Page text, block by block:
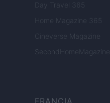
Day Travel 365
Home Magazine 365
Cineverse Magazine
SecondHomeMagazine